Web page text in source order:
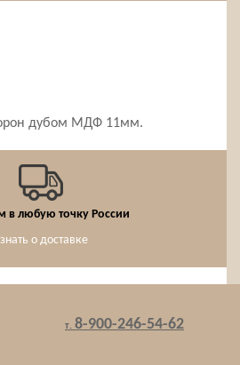
дубом МДФ 11мм.
в любую точку России
о доставке
т. 8-900-246-54-62